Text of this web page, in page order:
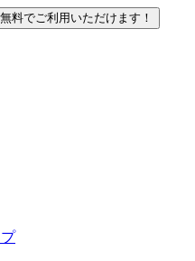
料でご利用いただけます！